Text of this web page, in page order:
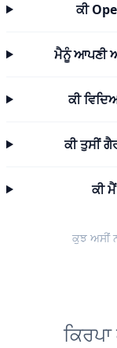
ਕੀ
ਮੈਨੂੰ ਆਪਣੀ
ਕੀ
ਕੀ ਤੁਸੀਂ
ਕੀ
ਕੁਝ ਅਸੀਂ